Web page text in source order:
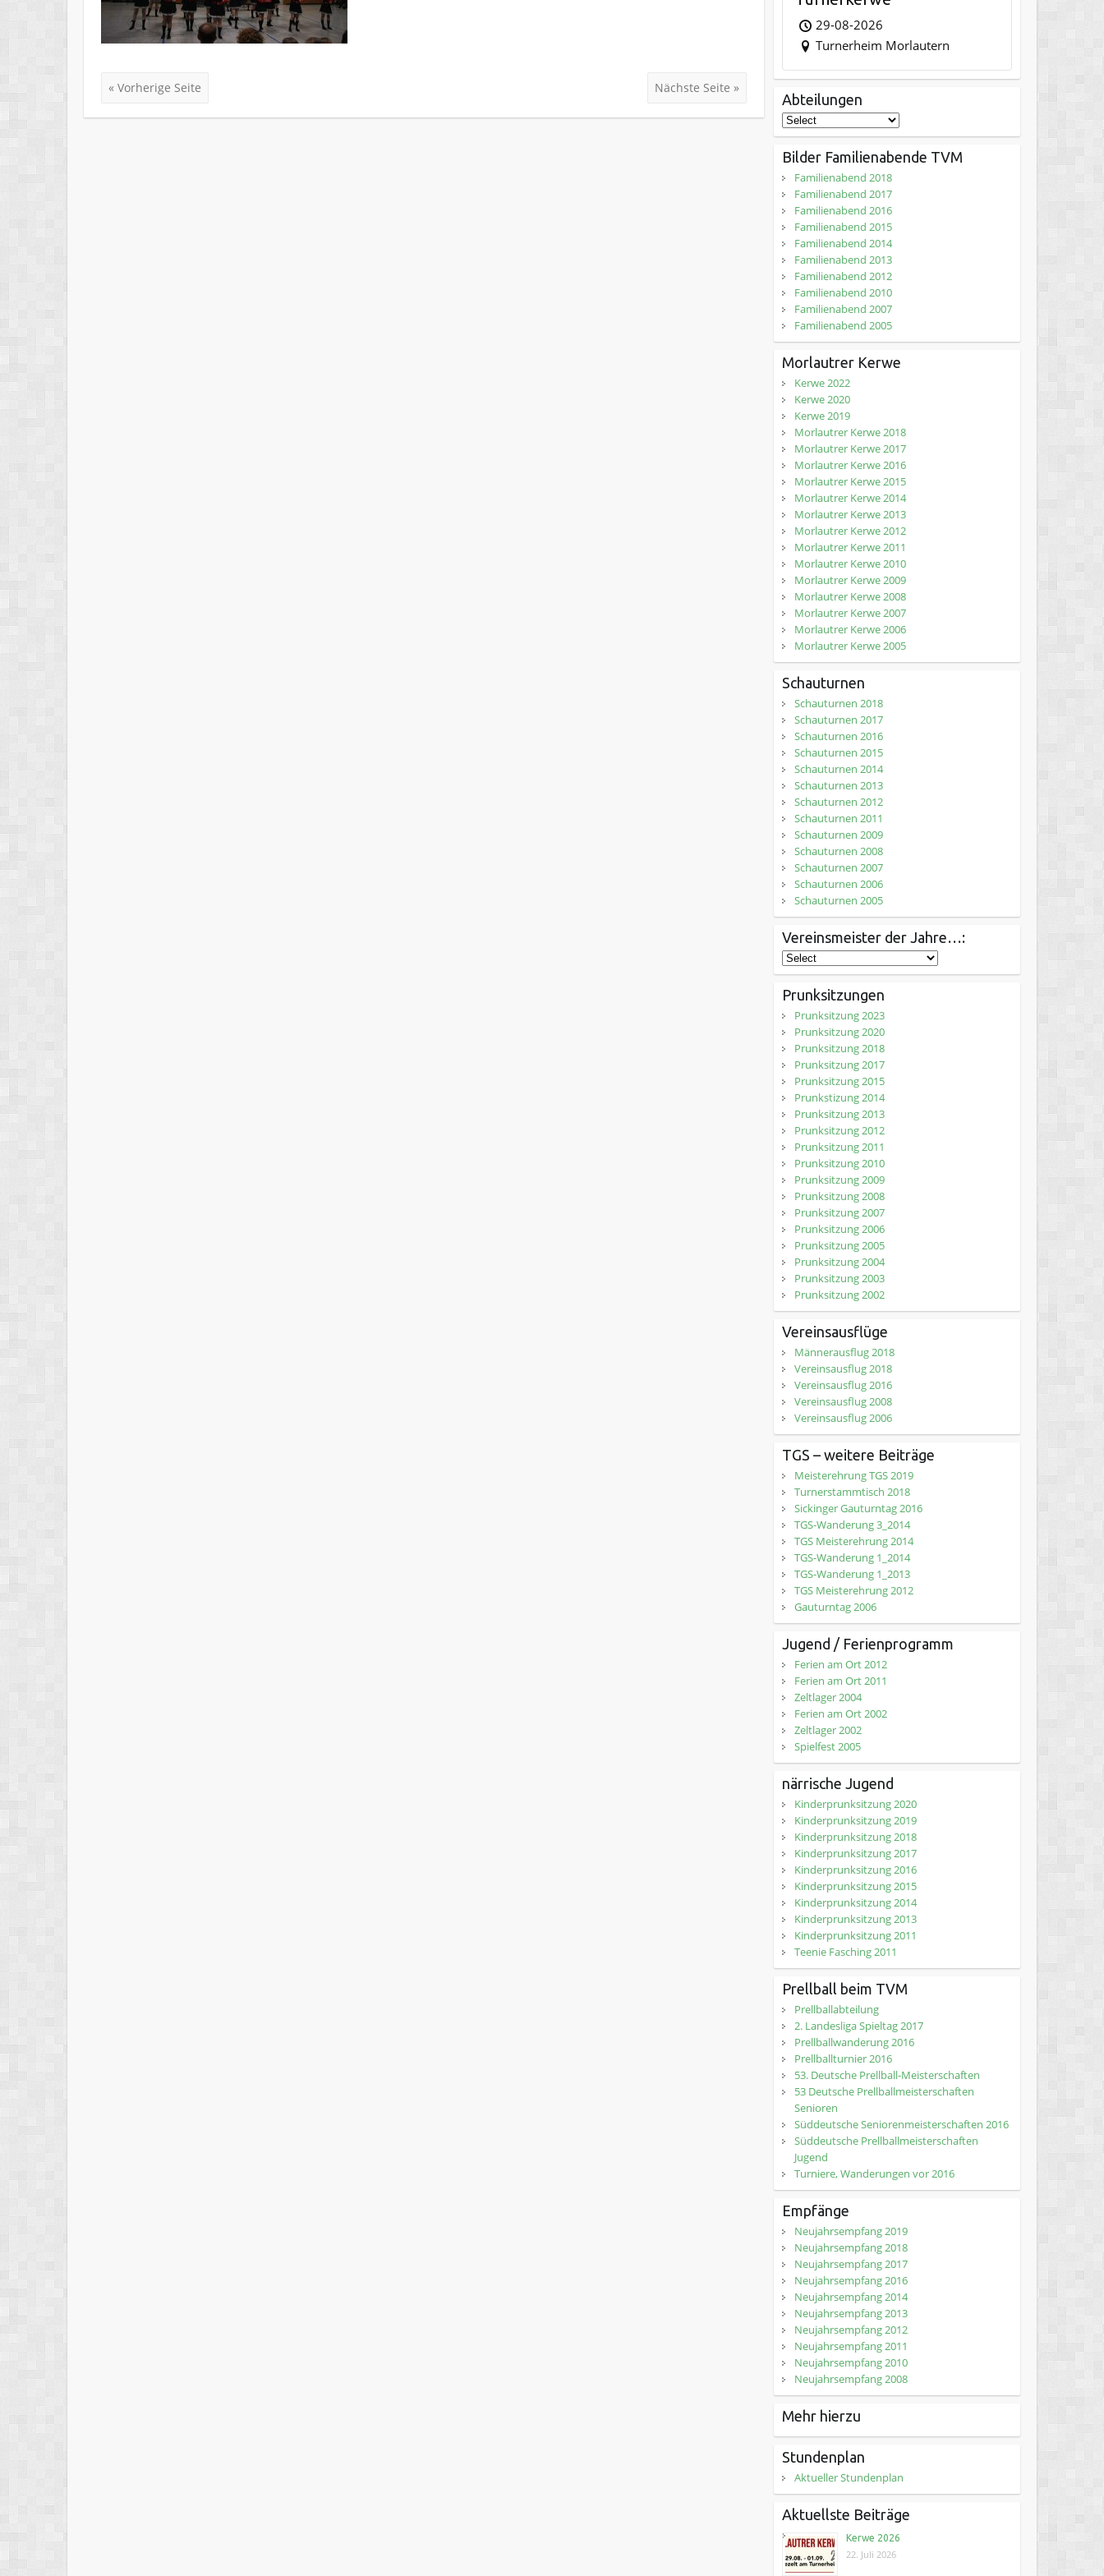
« Vorherige Seite Nächste Seite »
29-08-2026
Turnerheim Morlautern
Abteilungen
Bilder Familienabende TVM
Familienabend 2018
Familienabend 2017
Familienabend 2016
Familienabend 2015
Familienabend 2014
Familienabend 2013
Familienabend 2012
Familienabend 2010
Familienabend 2007
Familienabend 2005
Morlautrer Kerwe
Kerwe 2022
Kerwe 2020
Kerwe 2019
Morlautrer Kerwe 2018
Morlautrer Kerwe 2017
Morlautrer Kerwe 2016
Morlautrer Kerwe 2015
Morlautrer Kerwe 2014
Morlautrer Kerwe 2013
Morlautrer Kerwe 2012
Morlautrer Kerwe 2011
Morlautrer Kerwe 2010
Morlautrer Kerwe 2009
Morlautrer Kerwe 2008
Morlautrer Kerwe 2007
Morlautrer Kerwe 2006
Morlautrer Kerwe 2005
Schauturnen
Schauturnen 2018
Schauturnen 2017
Schauturnen 2016
Schauturnen 2015
Schauturnen 2014
Schauturnen 2013
Schauturnen 2012
Schauturnen 2011
Schauturnen 2009
Schauturnen 2008
Schauturnen 2007
Schauturnen 2006
Schauturnen 2005
Vereinsmeister der Jahre…:
Prunksitzungen
Prunksitzung 2023
Prunksitzung 2020
Prunksitzung 2018
Prunksitzung 2017
Prunksitzung 2015
Prunkstizung 2014
Prunksitzung 2013
Prunksitzung 2012
Prunksitzung 2011
Prunksitzung 2010
Prunksitzung 2009
Prunksitzung 2008
Prunksitzung 2007
Prunksitzung 2006
Prunksitzung 2005
Prunksitzung 2004
Prunksitzung 2003
Prunksitzung 2002
Vereinsausflüge
Männerausflug 2018
Vereinsausflug 2018
Vereinsausflug 2016
Vereinsausflug 2008
Vereinsausflug 2006
TGS – weitere Beiträge
Meisterehrung TGS 2019
Turnerstammtisch 2018
Sickinger Gauturntag 2016
TGS-Wanderung 3_2014
TGS Meisterehrung 2014
TGS-Wanderung 1_2014
TGS-Wanderung 1_2013
TGS Meisterehrung 2012
Gauturntag 2006
Jugend / Ferienprogramm
Ferien am Ort 2012
Ferien am Ort 2011
Zeltlager 2004
Ferien am Ort 2002
Zeltlager 2002
Spielfest 2005
närrische Jugend
Kinderprunksitzung 2020
Kinderprunksitzung 2019
Kinderprunksitzung 2018
Kinderprunksitzung 2017
Kinderprunksitzung 2016
Kinderprunksitzung 2015
Kinderprunksitzung 2014
Kinderprunksitzung 2013
Kinderprunksitzung 2011
Teenie Fasching 2011
Prellball beim TVM
Prellballabteilung
2. Landesliga Spieltag 2017
Prellballwanderung 2016
Prellballturnier 2016
53. Deutsche Prellball-Meisterschaften
53 Deutsche Prellballmeisterschaften
Senioren
Süddeutsche Seniorenmeisterschaften 2016
Süddeutsche Prellballmeisterschaften
Jugend
Turniere, Wanderungen vor 2016
Empfänge
Neujahrsempfang 2019
Neujahrsempfang 2018
Neujahrsempfang 2017
Neujahrsempfang 2016
Neujahrsempfang 2014
Neujahrsempfang 2013
Neujahrsempfang 2012
Neujahrsempfang 2011
Neujahrsempfang 2010
Neujahrsempfang 2008
Mehr hierzu
Stundenplan
Aktueller Stundenplan
Aktuellste Beiträge
Kerwe 2026
22. Juli 2026